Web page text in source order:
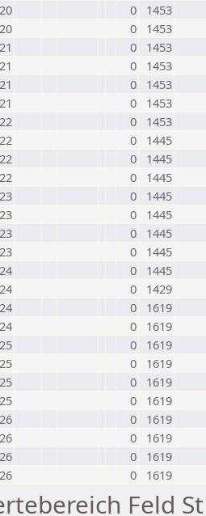
0
1453
0
1453
0
1453
0
1453
0
1453
0
1453
0
1453
0
1445
0
1445
0
1445
0
1445
0
1445
0
1445
0
1445
0
1445
0
1429
0
1619
0
1619
0
1619
0
1619
0
1619
0
1619
0
1619
0
1619
0
1619
0 1619
Feld